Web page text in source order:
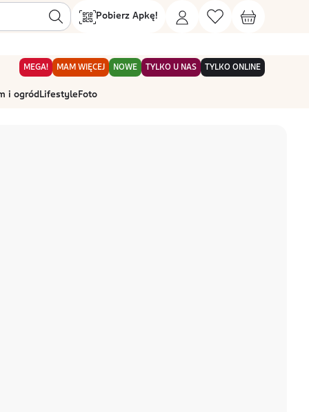
Pobierz Apkę!
MEGA! MAM WIĘCEJ NOWE TYLKO U NAS TYLKO ONLINE
i ogród Lifestyle Foto